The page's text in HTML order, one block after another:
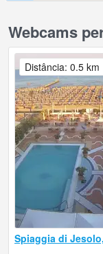
Webcams
Spiaggia di
Distância: 0.5 km